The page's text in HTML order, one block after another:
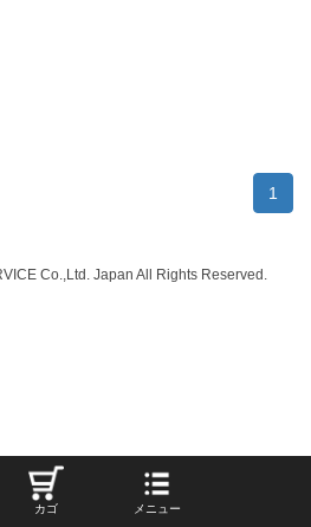
1
Co.,Ltd. Japan All Rights Reserved.
カゴ メニュー